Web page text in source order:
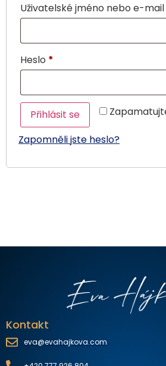
Uživatelské jméno nebo e-mail
Heslo *
Přihlásit se
Zapomněli jste heslo?
Kontakt
eva@evahajkova.com